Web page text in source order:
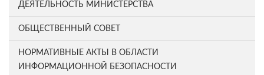
ДЕЯТЕЛЬНОСТЬ МИНИСТЕРСТВА
ОБЩЕСТВЕННЫЙ СОВЕТ
НОРМАТИВНЫЕ АКТЫ В ОБЛАСТИ
ИНФОРМАЦИОННОЙ БЕЗОПАСНОСТИ